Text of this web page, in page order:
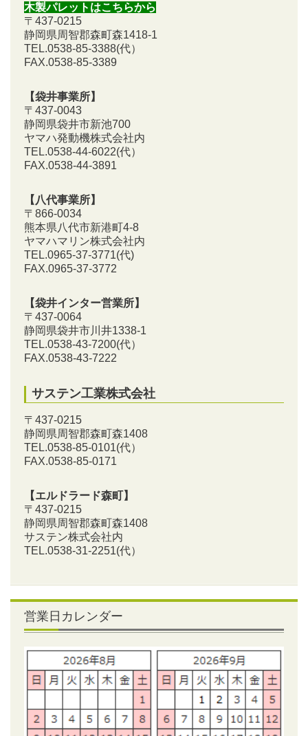
木製パレットはこちらから
〒437-0215
静岡県周智郡森町森1418-1
TEL.0538-85-3388(代）
FAX.0538-85-3389
【袋井事業所】
〒437-0043
静岡県袋井市新池700
ヤマハ発動機株式会社内
TEL.0538-44-6022(代）
FAX.0538-44-3891
【八代事業所】
〒866-0034
熊本県八代市新港町4-8
ヤマハマリン株式会社内
TEL.0965-37-3771(代)
FAX.0965-37-3772
【袋井インター営業所】
〒437-0064
静岡県袋井市川井1338-1
TEL.0538-43-7200(代）
FAX.0538-43-7222
サステン工業株式会社
〒437-0215
静岡県周智郡森町森1408
TEL.0538-85-0101(代）
FAX.0538-85-0171
【エルドラード森町】
〒437-0215
静岡県周智郡森町森1408
サステン株式会社内
TEL.0538-31-2251(代）
営業日カレンダー